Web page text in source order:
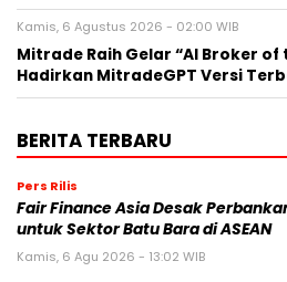
Kamis, 6 Agustus 2026 - 02:00 WIB
Mitrade Raih Gelar “AI Broker of
Hadirkan MitradeGPT Versi
BERITA TERBARU
Pers Rilis
Fair Finance Asia Desak
untuk Sektor Batu Bara di ASEAN
Kamis, 6 Agu 2026 - 13:02 WIB